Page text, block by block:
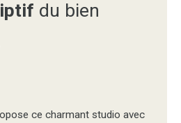
du bien
ce charmant studio avec